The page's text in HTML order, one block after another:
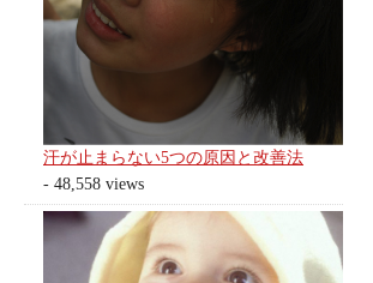
汗が止まらない5つの原因と改善法
- 48,558 views